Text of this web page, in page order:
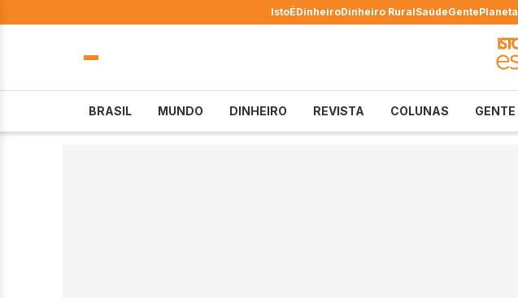
IstoÉDinheiroDinheiro RuralSaúdeGentePlaneta
BRASIL MUNDO DINHEIRO REVISTA COLUNAS GENTE